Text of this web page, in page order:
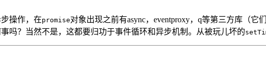
操作，在promise对象出现之前有async，eventproxy，q等第三方库（它
吗？当然不是，这都要归功于事件循环和异步机制。从被玩儿坏的